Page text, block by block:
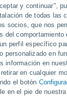
y continuar",
de todas las
socios, que nos
del comportamiento
perfil específico
personalizado en
información en
en cualquier
el botón
en el pie de
filmada a más de
especies más